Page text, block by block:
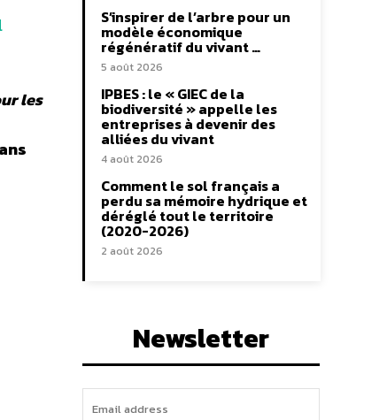
les
S’inspirer de l’arbre pour un
modèle économique
régénératif du vivant …
5 août 2026
IPBES : le « GIEC de la
biodiversité » appelle les
entreprises à devenir des
alliées du vivant
4 août 2026
Comment le sol français a
perdu sa mémoire hydrique et
déréglé tout le territoire
(2020-2026)
2 août 2026
Newsletter